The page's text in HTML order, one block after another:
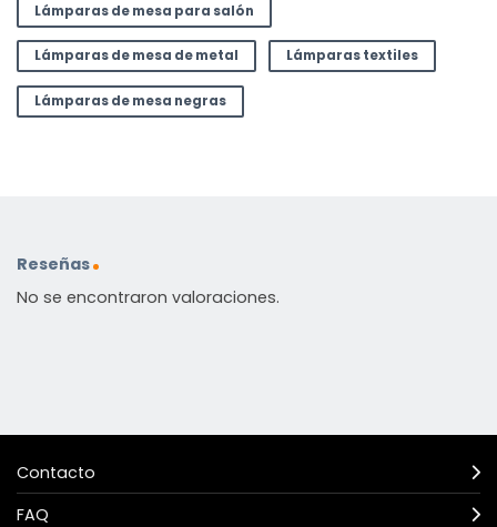
Lámparas de mesa para salón
Lámparas de mesa de metal Lámparas textiles
Lámparas de mesa negras
Reseñas
No se encontraron valoraciones.
Contacto
FAQ